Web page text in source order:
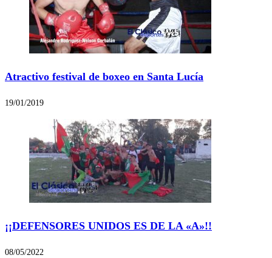
Atractivo festival de boxeo en Santa Lucía
19/01/2019
¡¡DEFENSORES UNIDOS ES DE LA «A»!!
08/05/2022